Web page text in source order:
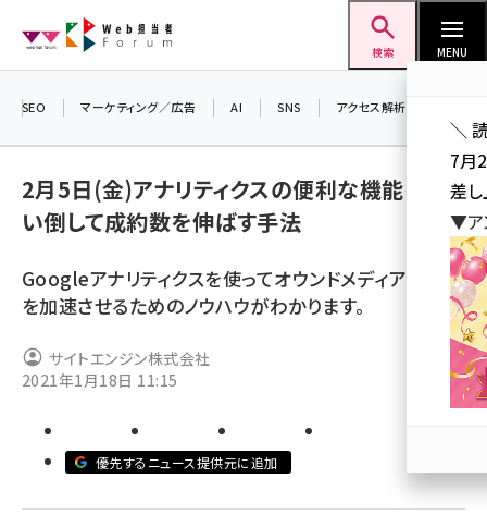
ン
検索 MENU
ai (2801)
note (2310)
z世代 (1620)
SEO マーケティング／広告 AI SNS アクセス解析／データ分析
2月5日(金)アナリティクスの便利な機能を使
い倒して成約数を伸ばす手法
Googleアナリティクスを使ってオウンドメディアの成長
を加速させるためのノウハウがわかります。
サイトエンジン株式会社
2021年1月18日 11:15
優先するニュース提供元に追加
＼
7月
差し
▼ア